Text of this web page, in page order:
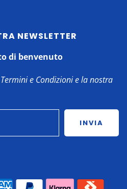
NEWSLETTER
di benvenuto
e Condizioni e la nostra
INVIA